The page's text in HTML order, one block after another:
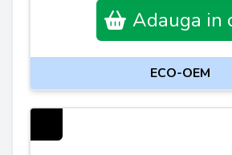
Adauga in
ECO-OEM